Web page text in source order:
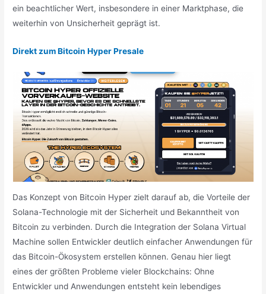
ein beachtlicher Wert, insbesondere in einer Marktphase, die
weiterhin von Unsicherheit geprägt ist.
Direkt zum Bitcoin Hyper Presale
Das Konzept von Bitcoin Hyper zielt darauf ab, die Vorteile der
Solana-Technologie mit der Sicherheit und Bekanntheit von
Bitcoin zu verbinden. Durch die Integration der Solana Virtual
Machine sollen Entwickler deutlich einfacher Anwendungen für
das Bitcoin-Ökosystem erstellen können. Genau hier liegt
eines der größten Probleme vieler Blockchains: Ohne
Entwickler und Anwendungen entsteht kein lebendiges